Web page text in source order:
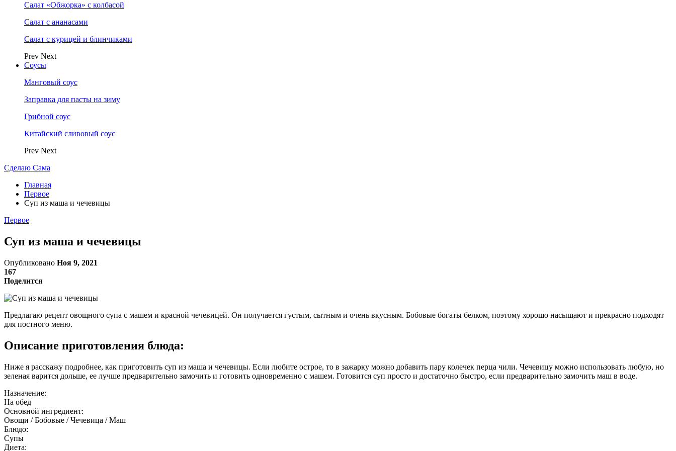
Салат «Обжорка» с колбасой
Салат с ананасами
Салат с курицей и блинчиками
Prev Next
Соусы
Манговый соус
Заправка для пасты на зиму
Грибной соус
Китайский сливовый соус
Prev Next
Сделаю Сама
Главная
Первое
Суп из маша и чечевицы
Первое
Суп из маша и чечевицы
Опубликовано Ноя 9, 2021
167
Поделится
Предлагаю рецепт овощного супа с машем и красной чечевицей. Он получается густым, сытным и очень вкусным. Бобовые богаты белком, поэтому хорошо насыщают и прекрасно подходят
для постного меню.
Описание приготовления блюда:
Ниже я расскажу подробнее, как приготовить суп из маша и чечевицы. Если любите острое, то в зажарку можно добавить пару колечек перца чили. Чечевицу можно использовать любую, но
зеленая варится дольше, ее лучше предварительно замочить и готовить одновременно с машем. Готовится суп просто и достаточно быстро, если предварительно замочить маш в воде.
Назначение:
На обед
Основной ингредиент:
Овощи / Бобовые / Чечевица / Маш
Блюдо:
Супы
Диета: